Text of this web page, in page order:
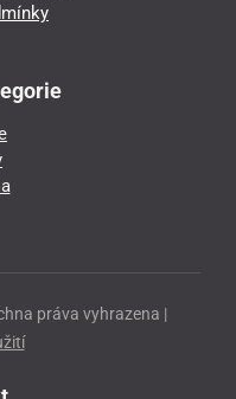
práva vyhrazena |